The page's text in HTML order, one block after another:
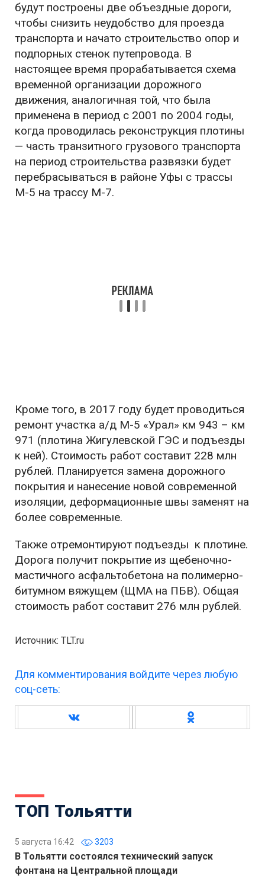
будут построены две объездные дороги,
чтобы снизить неудобство для проезда
транспорта и начато строительство опор и
подпорных стенок путепровода. В
настоящее время прорабатывается схема
временной организации дорожного
движения, аналогичная той, что была
применена в период с 2001 по 2004 годы,
когда проводилась реконструкция плотины
— часть транзитного грузового транспорта
на период строительства развязки будет
перебрасываться в районе Уфы с трассы
М-5 на трассу М-7.
Кроме того, в 2017 году будет проводиться
ремонт участка а/д М-5 «Урал» км 943 – км
971 (плотина Жигулевской ГЭС и подъезды
к ней). Стоимость работ составит 228 млн
рублей. Планируется замена дорожного
покрытия и нанесение новой современной
изоляции, деформационные швы заменят на
более современные.
Также отремонтируют подъезды к плотине.
Дорога получит покрытие из щебеночно-
мастичного асфальтобетона на полимерно-
битумном вяжущем (ЩМА на ПБВ). Общая
стоимость работ составит 276 млн рублей.
Источник: TLT.ru
Для комментирования войдите через любую
соц-сеть:
ТОП Тольятти
5 августа 16:42 3203
В Тольятти состоялся технический запуск
фонтана на Центральной площади